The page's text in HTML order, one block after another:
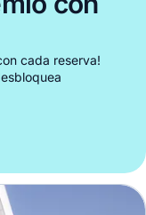
cada reserva!